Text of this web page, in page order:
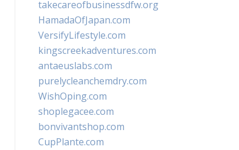
takecareofbusinessdfw.org
HamadaOfJapan.com
VersifyLifestyle.com
kingscreekadventures.com
antaeuslabs.com
purelycleanchemdry.com
WishOping.com
shoplegacee.com
bonvivantshop.com
CupPlante.com